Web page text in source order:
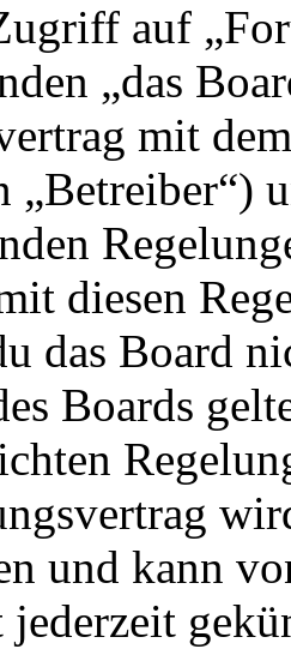
auf
„das
mit
„Betreiber“)
diesen
das Board
Boards
und kann
jederzeit